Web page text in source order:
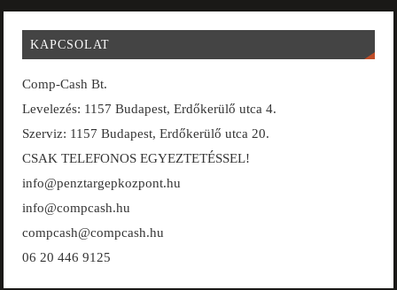
KAPCSOLAT
Comp-Cash Bt.
Levelezés: 1157 Budapest, Erdőkerülő utca 4.
Szerviz: 1157 Budapest, Erdőkerülő utca 20.
CSAK TELEFONOS EGYEZTETÉSSEL!
info@penztargepkozpont.hu
info@compcash.hu
compcash@compcash.hu
06 20 446 9125